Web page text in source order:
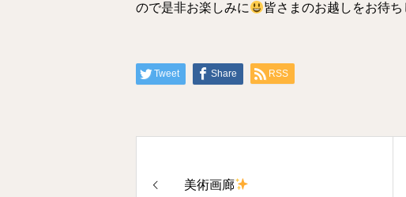
ので是非お楽しみに 皆さまのお越しをお待
Tweet Share RSS
美術画廊